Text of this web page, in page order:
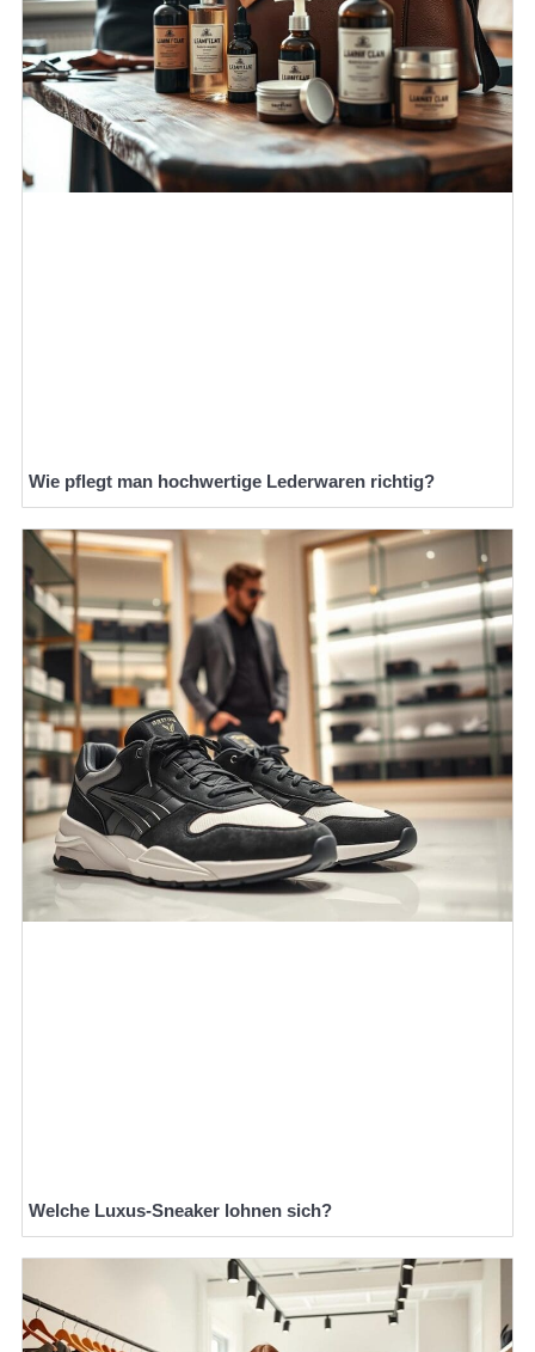
Wie pflegt man hochwertige Lederwaren richtig?
Welche Luxus-Sneaker lohnen sich?